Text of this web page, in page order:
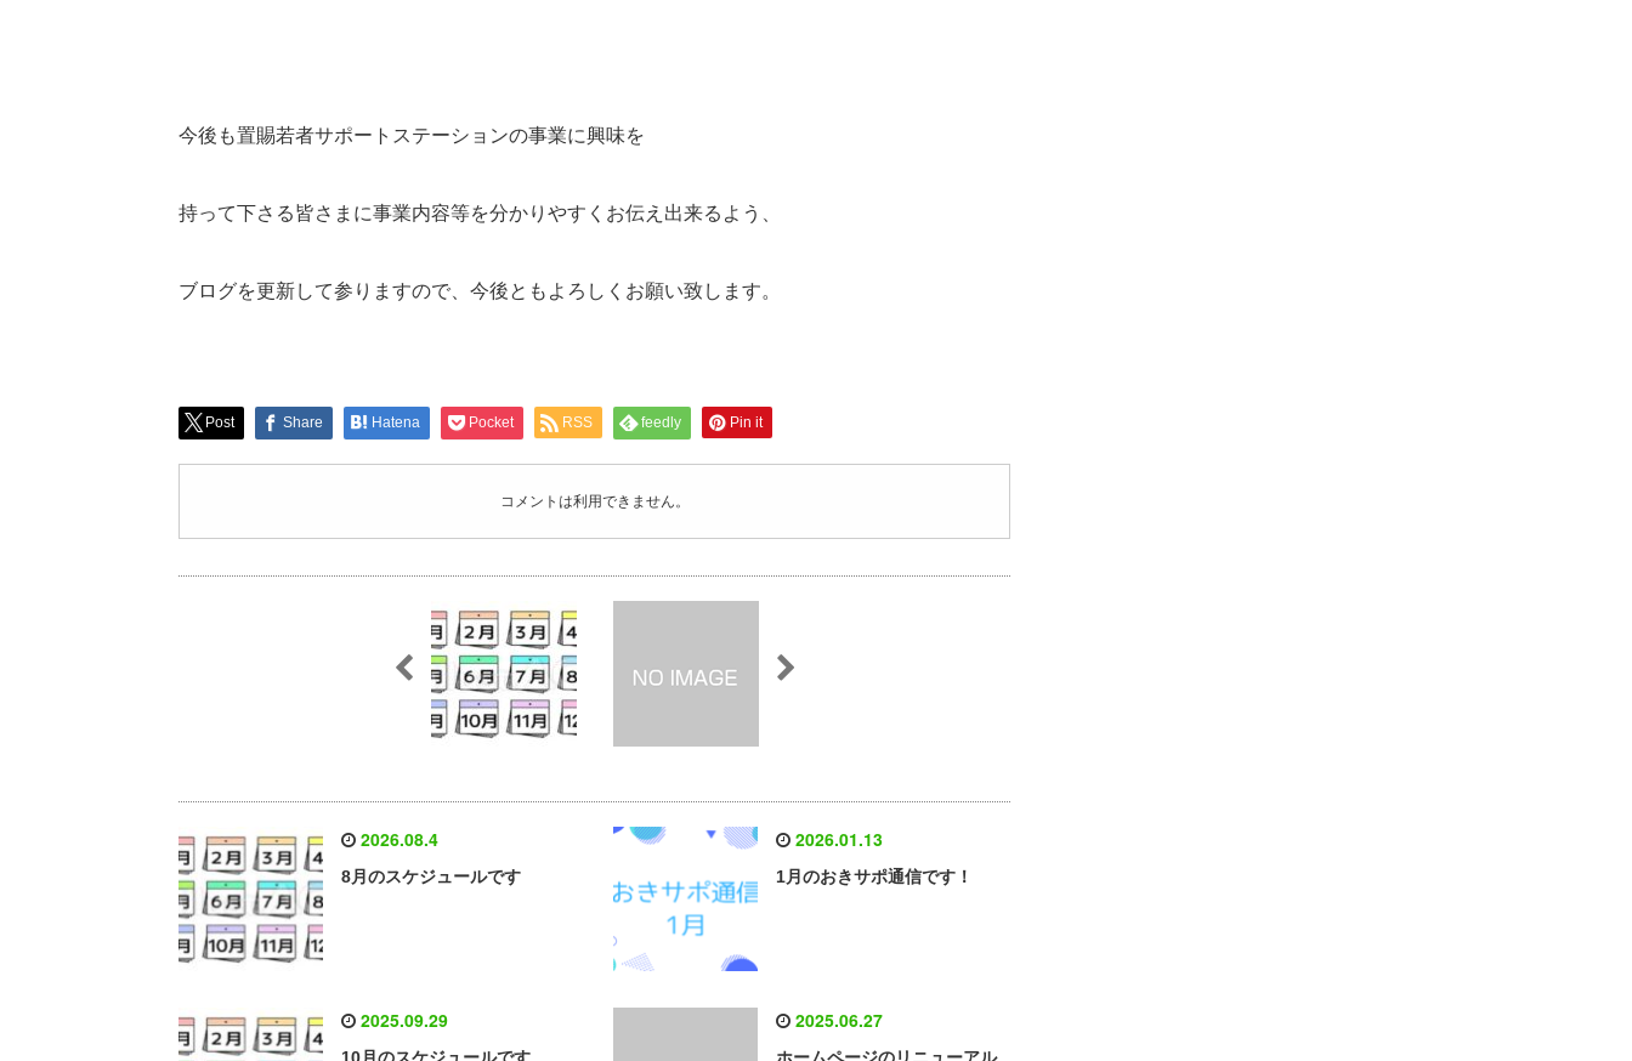
今後も置賜若者サポートステーションの事業に興味を
持って下さる皆さまに事業内容等を分かりやすくお伝え出来るよう、
ブログを更新して参りますので、今後ともよろしくお願い致します。
Post Share Hatena Pocket RSS feedly Pin it
コメントは利用できません。
2026.08.4
8月のスケジュールです
2026.01.13
1月のおきサポ通信です！
2025.09.29 2025.06.27